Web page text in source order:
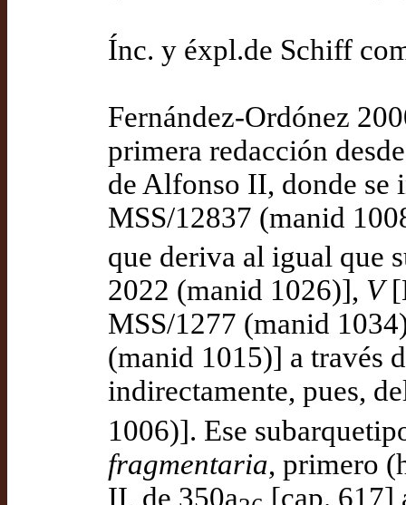
Ínc. y éxpl.de Schiff
Fernández-Ordónez
primera redacción
de Alfonso II, donde se
MSS/12837 (manid
que deriva al igual que
2022 (manid 1026)], V
MSS/1277 (manid
(manid 1015)] a través
indirectamente, pues,
1006)]. Ese
fragmentaria, primero
II, de 350a
[cap. 617]